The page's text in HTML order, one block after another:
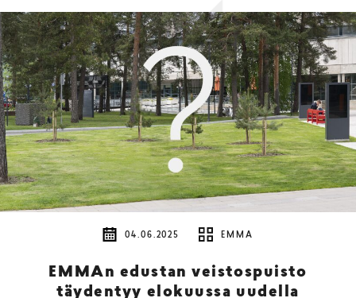
04.06.2025 EMMA
EMMAn edustan veistospuisto
täydentyy elokuussa uudella